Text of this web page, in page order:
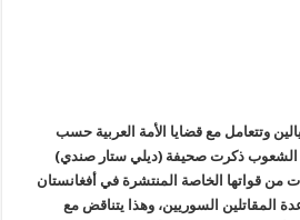
وتتعامل مع قضايا الأمة العربية حسب
ذكرت صحيفة (ديلي ستار صندي)
من قواتها الخاصة المنتشرة في أفغانستان
المقاتلين السوريين، وهذا يتناقض مع